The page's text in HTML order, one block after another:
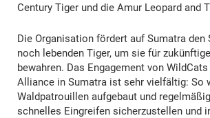
Century Tiger und die Amur Leopard and
Die Organisation fördert auf Sumatra den
noch lebenden Tiger, um sie für
bewahren. Das Engagement von
Alliance in Sumatra ist sehr vielfältig: So
Waldpatrouillen aufgebaut und
schnelles Eingreifen sicherzustellen und